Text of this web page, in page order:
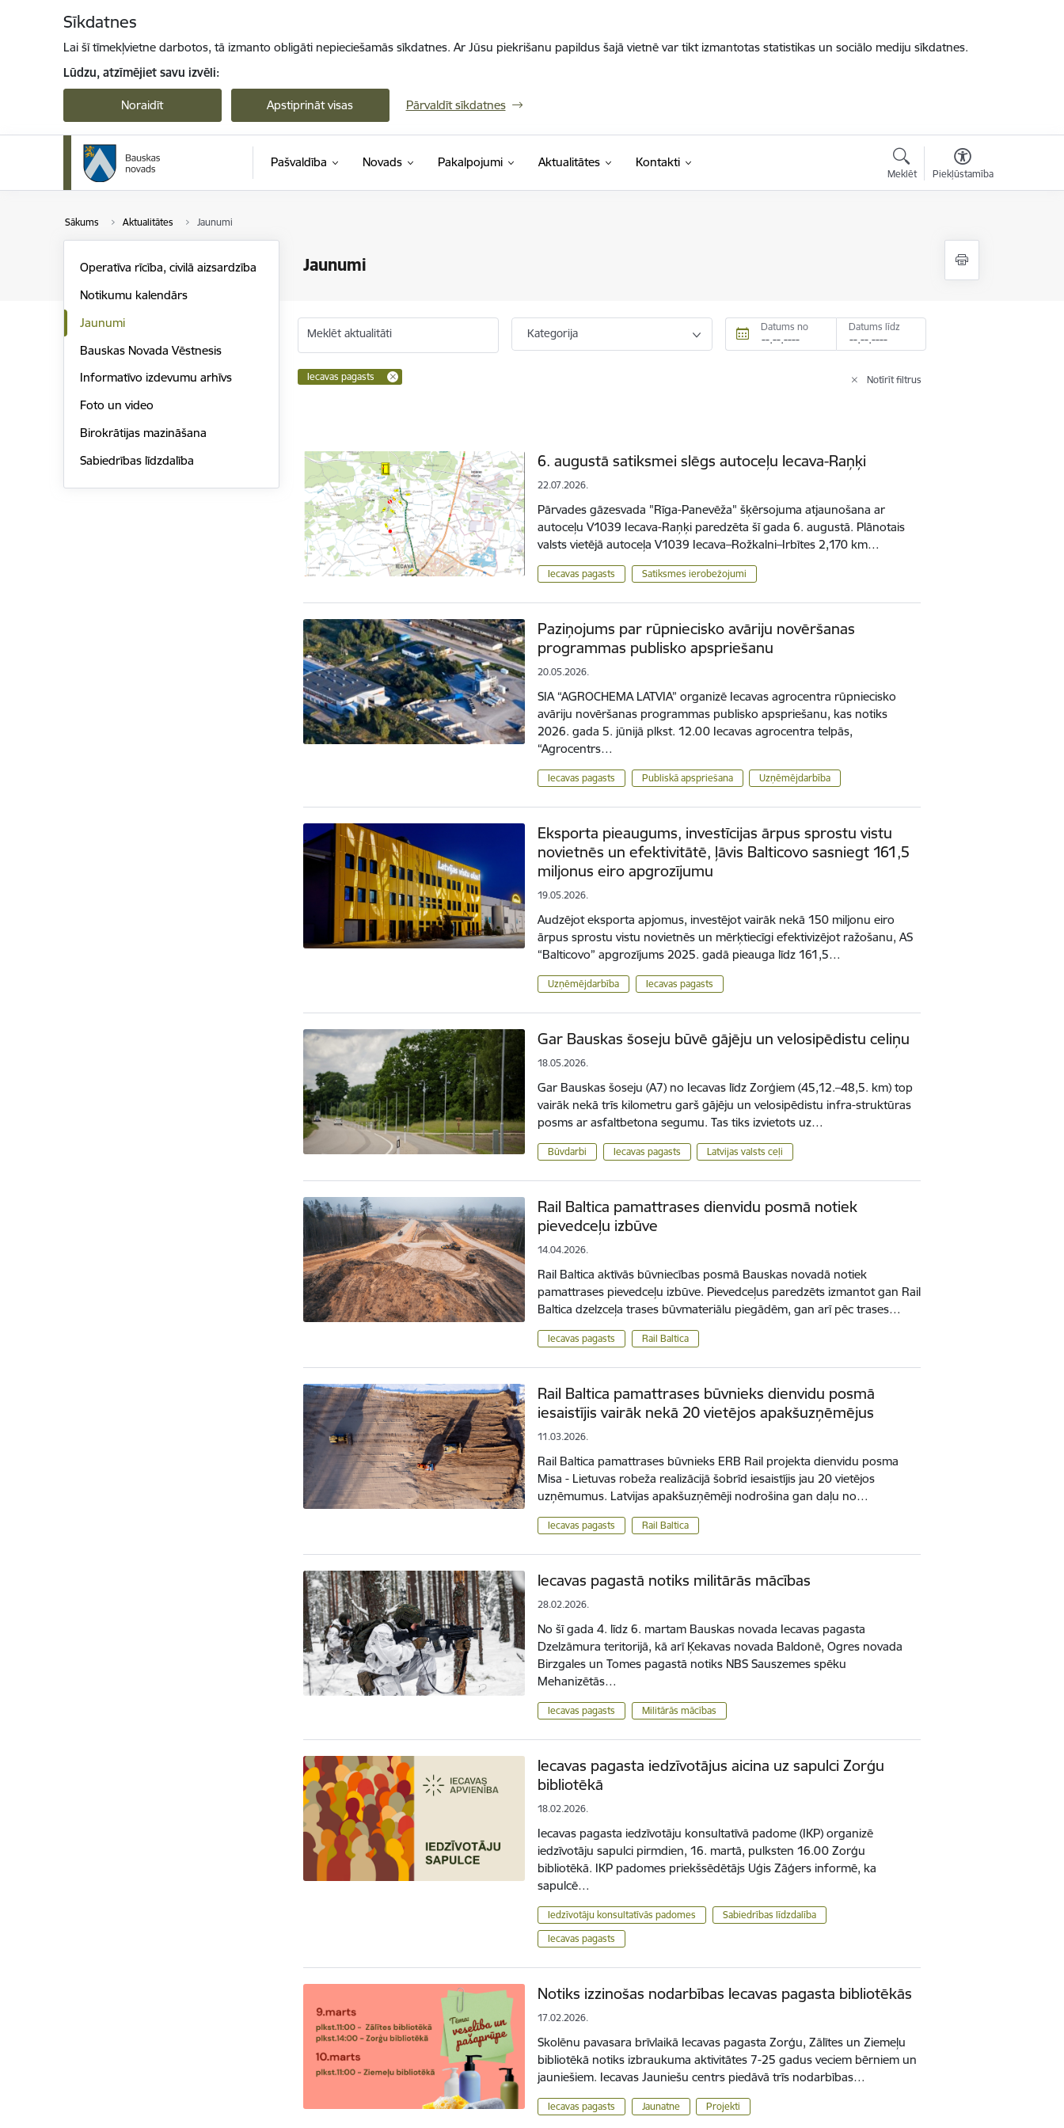
Sīkdatnes
Lai šī tīmekļvietne darbotos, tā izmanto obligāti nepieciešamās sīkdatnes. Ar Jūsu piekrišanu papildus šajā vietnē var tikt izmantotas statistikas un sociālo mediju sīkdatnes.
Lūdzu, atzīmējiet savu izvēli:
Noraidīt Apstiprināt visas Pārvaldīt sīkdatnes
Pašvaldība Novads Pakalpojumi Aktualitātes Kontakti
Meklēt Piekļūstamība
Sākums Aktualitātes Jaunumi
Jaunumi
Operatīva rīcība, civilā aizsardzība
Notikumu kalendārs
Jaunumi
Bauskas Novada Vēstnesis
Informatīvo izdevumu arhīvs
Foto un video
Birokrātijas mazināšana
Sabiedrības līdzdalība
Meklēt aktualitāti Kategorija Datums no Datums līdz
Iecavas pagasts Notīrīt filtrus
6. augustā satiksmei slēgs autoceļu Iecava-Raņķi
22.07.2026.
Pārvades gāzesvada "Rīga-Panevēža" šķērsojuma atjaunošana ar
autoceļu V1039 Iecava-Raņķi paredzēta šī gada 6. augustā. Plānotais
valsts vietējā autoceļa V1039 Iecava–Rožkalni–Irbītes 2,170 km…
Iecavas pagasts Satiksmes ierobežojumi
Paziņojums par rūpniecisko avāriju novēršanas
programmas publisko apspriešanu
20.05.2026.
SIA “AGROCHEMA LATVIA” organizē Iecavas agrocentra rūpniecisko
avāriju novēršanas programmas publisko apspriešanu, kas notiks
2026. gada 5. jūnijā plkst. 12.00 Iecavas agrocentra telpās,
“Agrocentrs…
Iecavas pagasts Publiskā apspriešana Uzņēmējdarbība
Eksporta pieaugums, investīcijas ārpus sprostu vistu
novietnēs un efektivitātē, ļāvis Balticovo sasniegt 161,5
miljonus eiro apgrozījumu
19.05.2026.
Audzējot eksporta apjomus, investējot vairāk nekā 150 miljonu eiro
ārpus sprostu vistu novietnēs un mērķtiecīgi efektivizējot ražošanu, AS
“Balticovo” apgrozījums 2025. gadā pieauga līdz 161,5…
Uzņēmējdarbība Iecavas pagasts
Gar Bauskas šoseju būvē gājēju un velosipēdistu celiņu
18.05.2026.
Gar Bauskas šoseju (A7) no Iecavas līdz Zorģiem (45,12.–48,5. km) top
vairāk nekā trīs kilometru garš gājēju un velosipēdistu infra-struktūras
posms ar asfaltbetona segumu. Tas tiks izvietots uz…
Būvdarbi Iecavas pagasts Latvijas valsts ceļi
Rail Baltica pamattrases dienvidu posmā notiek
pievedceļu izbūve
14.04.2026.
Rail Baltica aktīvās būvniecības posmā Bauskas novadā notiek
pamattrases pievedceļu izbūve. Pievedceļus paredzēts izmantot gan Rail
Baltica dzelzceļa trases būvmateriālu piegādēm, gan arī pēc trases…
Iecavas pagasts Rail Baltica
Rail Baltica pamattrases būvnieks dienvidu posmā
iesaistījis vairāk nekā 20 vietējos apakšuzņēmējus
11.03.2026.
Rail Baltica pamattrases būvnieks ERB Rail projekta dienvidu posma
Misa - Lietuvas robeža realizācijā šobrīd iesaistījis jau 20 vietējos
uzņēmumus. Latvijas apakšuzņēmēji nodrošina gan daļu no…
Iecavas pagasts Rail Baltica
Iecavas pagastā notiks militārās mācības
28.02.2026.
No šī gada 4. līdz 6. martam Bauskas novada Iecavas pagasta
Dzelzāmura teritorijā, kā arī Ķekavas novada Baldonē, Ogres novada
Birzgales un Tomes pagastā notiks NBS Sauszemes spēku
Mehanizētās…
Iecavas pagasts Militārās mācības
Iecavas pagasta iedzīvotājus aicina uz sapulci Zorģu
bibliotēkā
18.02.2026.
Iecavas pagasta iedzīvotāju konsultatīvā padome (IKP) organizē
iedzīvotāju sapulci pirmdien, 16. martā, pulksten 16.00 Zorģu
bibliotēkā. IKP padomes priekšsēdētājs Uģis Zāģers informē, ka
sapulcē…
Iedzīvotāju konsultatīvās padomes
Sabiedrības līdzdalība
Iecavas pagasts
Notiks izzinošas nodarbības Iecavas pagasta bibliotēkās
17.02.2026.
Skolēnu pavasara brīvlaikā Iecavas pagasta Zorģu, Zālītes un Ziemeļu
bibliotēkā notiks izbraukuma aktivitātes 7-25 gadus veciem bērniem un
jauniešiem. Iecavas Jauniešu centrs piedāvā trīs nodarbības…
Iecavas pagasts Jaunatne Projekti